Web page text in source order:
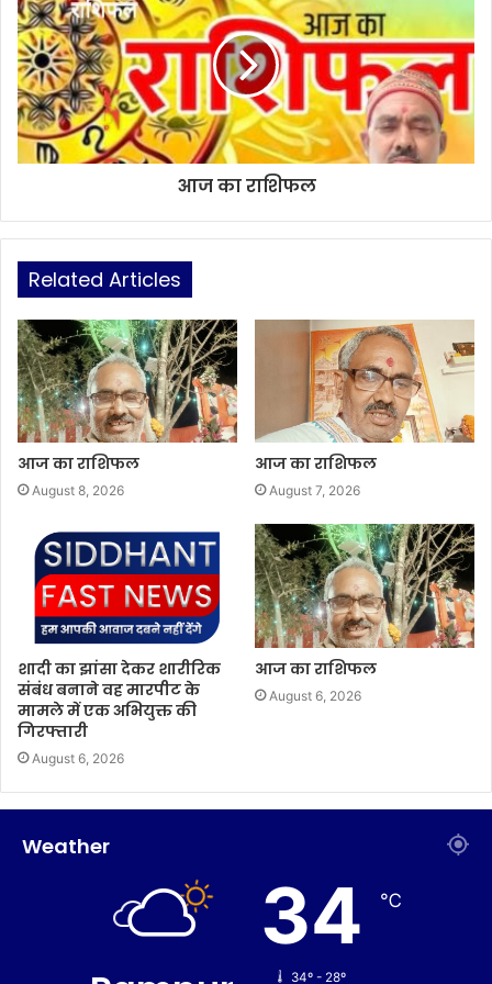
आज का राशिफल
Related Articles
आज का राशिफल
August 8, 2026
आज का राशिफल
August 7, 2026
शादी का झांसा देकर शारीरिक
संबंध बनाने वह मारपीट के
मामले में एक अभियुक्त की
गिरफ्तारी
August 6, 2026
आज का राशिफल
August 6, 2026
Weather
34 ℃
34º - 28º